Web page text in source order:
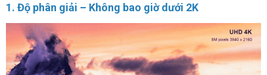
1. Độ phân giải – Không bao giờ dưới 2K